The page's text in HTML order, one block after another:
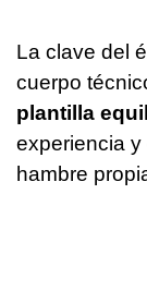
La clave del
cuerpo
plantilla
experiencia
hambre